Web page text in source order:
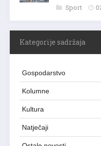
Sport
Kategorije sadržaja
Gospodarstvo
Kolumne
Kultura
Natječaji